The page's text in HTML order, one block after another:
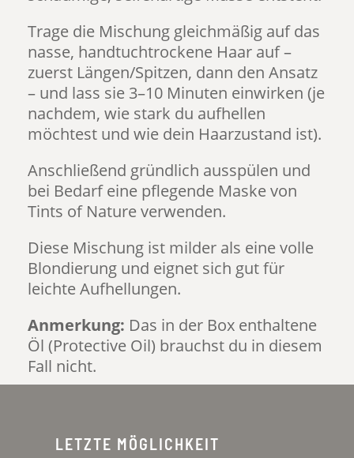
Trage die Mischung gleichmäßig auf das
nasse, handtuchtrockene Haar auf –
zuerst Längen/Spitzen, dann den Ansatz
– und lass sie 3–10 Minuten einwirken (je
nachdem, wie stark du aufhellen
möchtest und wie dein Haarzustand ist).
Anschließend gründlich ausspülen und
bei Bedarf eine pflegende Maske von
Tints of Nature verwenden.
Diese Mischung ist milder als eine volle
Blondierung und eignet sich gut für
leichte Aufhellungen.
Anmerkung: Das in der Box enthaltene
Öl (Protective Oil) brauchst du in diesem
Fall nicht.
LETZTE MÖGLICHKEIT